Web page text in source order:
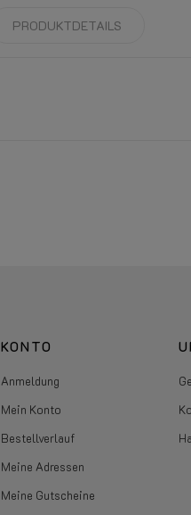
PRODUKTDETAILS
KONTO
Anmeldung
Mein Konto
Bestellverlauf
Meine Adressen
Meine Gutscheine